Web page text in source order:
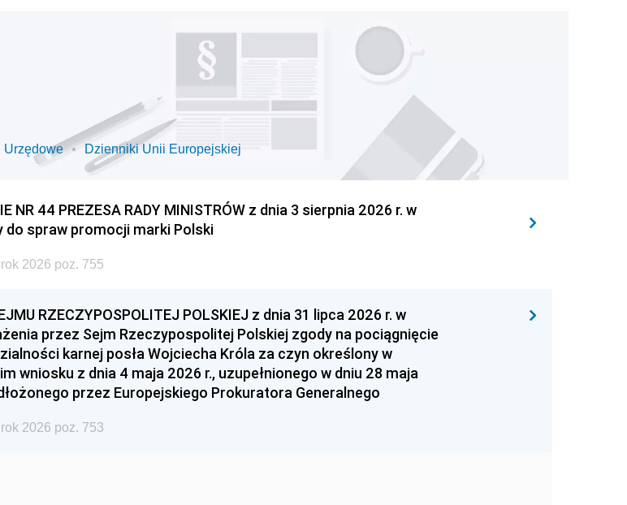
Urzędowe Dzienniki Unii Europejskiej
NR 44 PREZESA RADY MINISTRÓW z dnia 3 sierpnia 2026 r. w
do spraw promocji marki Polski
2026 poz. 755
RZECZYPOSPOLITEJ POLSKIEJ z dnia 31 lipca 2026 r. w
przez Sejm Rzeczypospolitej Polskiej zgody na pociągnięcie
karnej posła Wojciecha Króla za czyn określony w
wniosku z dnia 4 maja 2026 r., uzupełnionego w dniu 28 maja
przez Europejskiego Prokuratora Generalnego
2026 poz. 753